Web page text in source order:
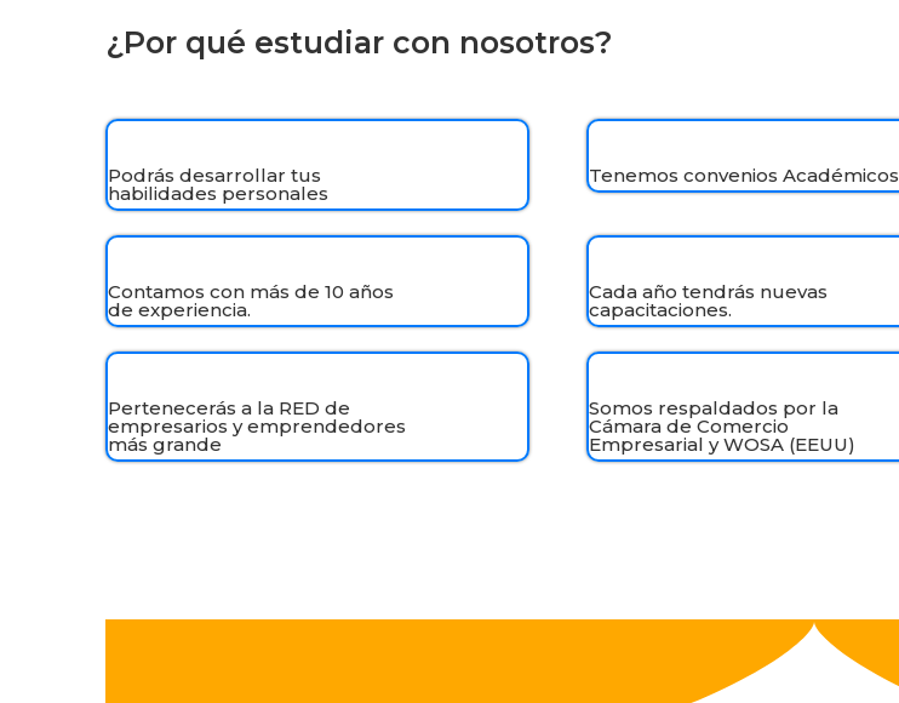
¿Por qué estudiar con nosotros?
Podrás desarrollar tus
habilidades personales
Tenemos convenios Académicos
Contamos con más de 10 años
de experiencia.
Cada año tendrás nuevas
capacitaciones.
Pertenecerás a la RED de
empresarios y emprendedores
más grande
Somos respaldados por la
Cámara de Comercio
Empresarial y WOSA (EEUU)